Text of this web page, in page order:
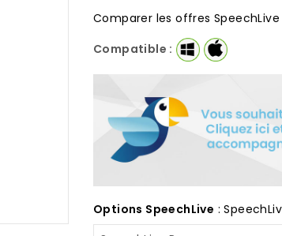
Comparer les offres SpeechLive
Compatible :
Options SpeechLive :